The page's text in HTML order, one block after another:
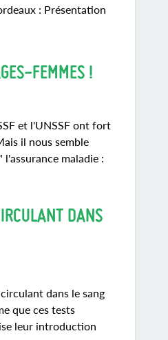
: Présentation
FEMMES !
et l'UNSSF ont fort
il nous semble
maladie :
DANS
dans le sang
que ces tests
leur introduction